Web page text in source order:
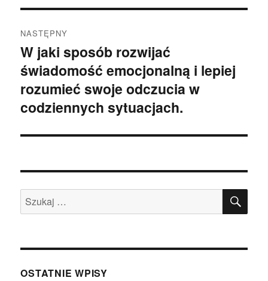
NASTĘPNY
Następny
wpis:
W jaki sposób rozwijać
świadomość emocjonalną i lepiej
rozumieć swoje odczucia w
codziennych sytuacjach.
Szukaj:
OSTATNIE WPISY